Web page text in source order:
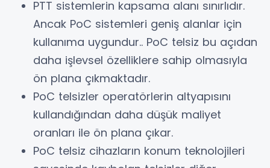
PTT sistemlerin kapsama alanı sınırlıdır.
Ancak PoC sistemleri geniş alanlar için
kullanıma uygundur.. PoC telsiz bu açıdan
daha işlevsel özelliklere sahip olmasıyla
ön plana çıkmaktadır.
PoC telsizler operatörlerin altyapısını
kullandığından daha düşük maliyet
oranları ile ön plana çıkar.
PoC telsiz cihazların konum teknolojileri